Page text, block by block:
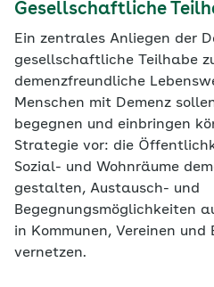
Gesellschaftliche
Ein zentrales Anliegen der
gesellschaftliche Teilhabe
demenzfreundliche
Menschen mit Demenz
begegnen und einbringen
Strategie vor: die
Sozial- und Wohnräume
gestalten, Austausch- und
Begegnungsmöglichkeiten
in Kommunen, Vereinen und
vernetzen.